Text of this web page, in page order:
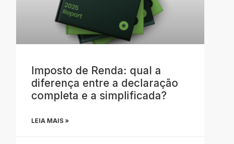
Imposto de Renda: qual a
diferença entre a declaração
completa e a simplificada?
LEIA MAIS »